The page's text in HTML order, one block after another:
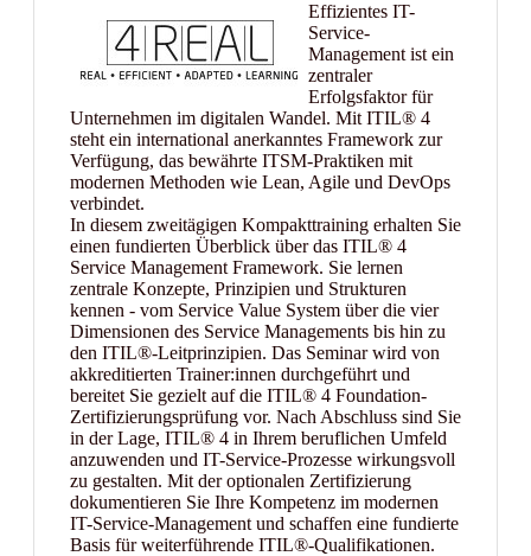
Effizientes IT-
Service-
Management ist ein
zentraler
Erfolgsfaktor für
Unternehmen im digitalen Wandel. Mit ITIL® 4
steht ein international anerkanntes Framework zur
Verfügung, das bewährte ITSM-Praktiken mit
modernen Methoden wie Lean, Agile und DevOps
verbindet.
In diesem zweitägigen Kompakttraining erhalten Sie
einen fundierten Überblick über das ITIL® 4
Service Management Framework. Sie lernen
zentrale Konzepte, Prinzipien und Strukturen
kennen - vom Service Value System über die vier
Dimensionen des Service Managements bis hin zu
den ITIL®-Leitprinzipien. Das Seminar wird von
akkreditierten Trainer:innen durchgeführt und
bereitet Sie gezielt auf die ITIL® 4 Foundation-
Zertifizierungsprüfung vor. Nach Abschluss sind Sie
in der Lage, ITIL® 4 in Ihrem beruflichen Umfeld
anzuwenden und IT-Service-Prozesse wirkungsvoll
zu gestalten. Mit der optionalen Zertifizierung
dokumentieren Sie Ihre Kompetenz im modernen
IT-Service-Management und schaffen eine fundierte
Basis für weiterführende ITIL®-Qualifikationen.